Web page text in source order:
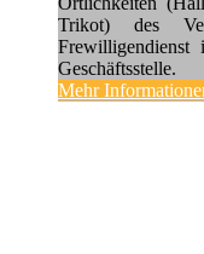
Trikot) des
Frewilligendienst
Geschäftsstelle.
Mehr